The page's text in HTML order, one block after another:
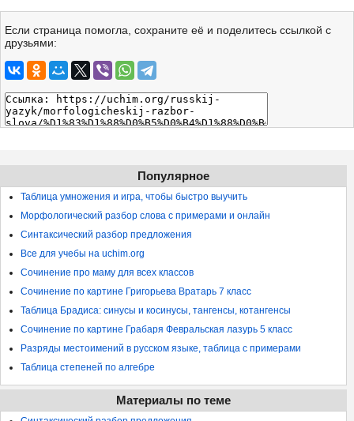
Если страница помогла, сохраните её и поделитесь ссылкой с
друзьями:
Популярное
Таблица умножения и игра, чтобы быстро выучить
Морфологический разбор слова с примерами и онлайн
Синтаксический разбор предложения
Все для учебы на uchim.org
Сочинение про маму для всех классов
Сочинение по картине Григорьева Вратарь 7 класс
Таблица Брадиса: синусы и косинусы, тангенсы, котангенсы
Сочинение по картине Грабаря Февральская лазурь 5 класс
Разряды местоимений в русском языке, таблица с примерами
Таблица степеней по алгебре
Материалы по теме